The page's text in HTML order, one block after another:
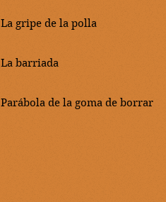
La gripe de la polla
La barriada
Parábola de la goma de borrar